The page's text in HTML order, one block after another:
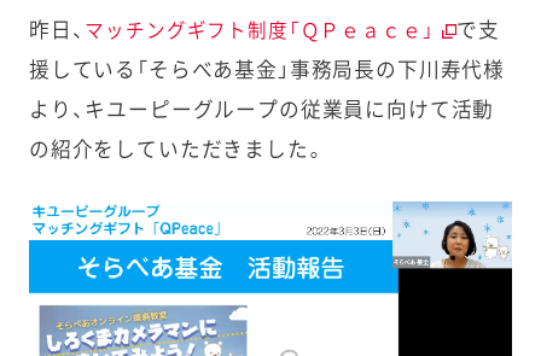
昨日、 マッチングギフト制度「ＱＰｅａｃｅ」
で支
援している「そらべあ基金」事務局長の下川寿代様
より、キユーピーグループの従業員に向けて活動
の紹介をしていただきました。